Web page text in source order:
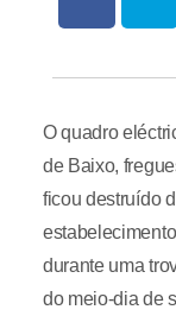
O quadro
de Baixo,
ficou destruído
durante uma
do meio-dia de